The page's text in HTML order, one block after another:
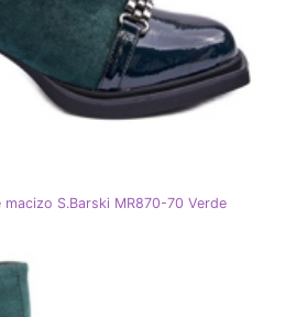
S.Barski MR870-70 Verde